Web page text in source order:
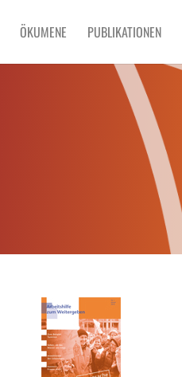
ÖKUMENE PUBLIKATIONEN